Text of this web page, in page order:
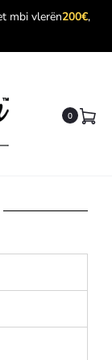
mbi vlerën200€,
0